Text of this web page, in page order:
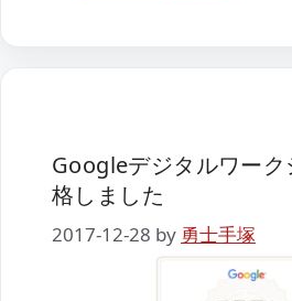
Googleデジタルワーク
格しました
2017-12-28 by 勇士手塚